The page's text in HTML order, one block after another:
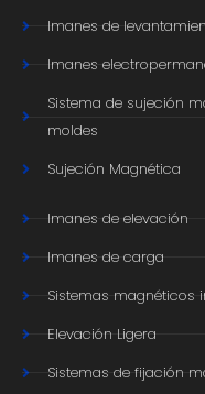
Imanes de
Imanes
Sistema de sujeción
moldes
Sujeción Magnética
Imanes de elevación
Imanes de carga
Sistemas magnéticos
Elevación Ligera
Sistemas de fijación